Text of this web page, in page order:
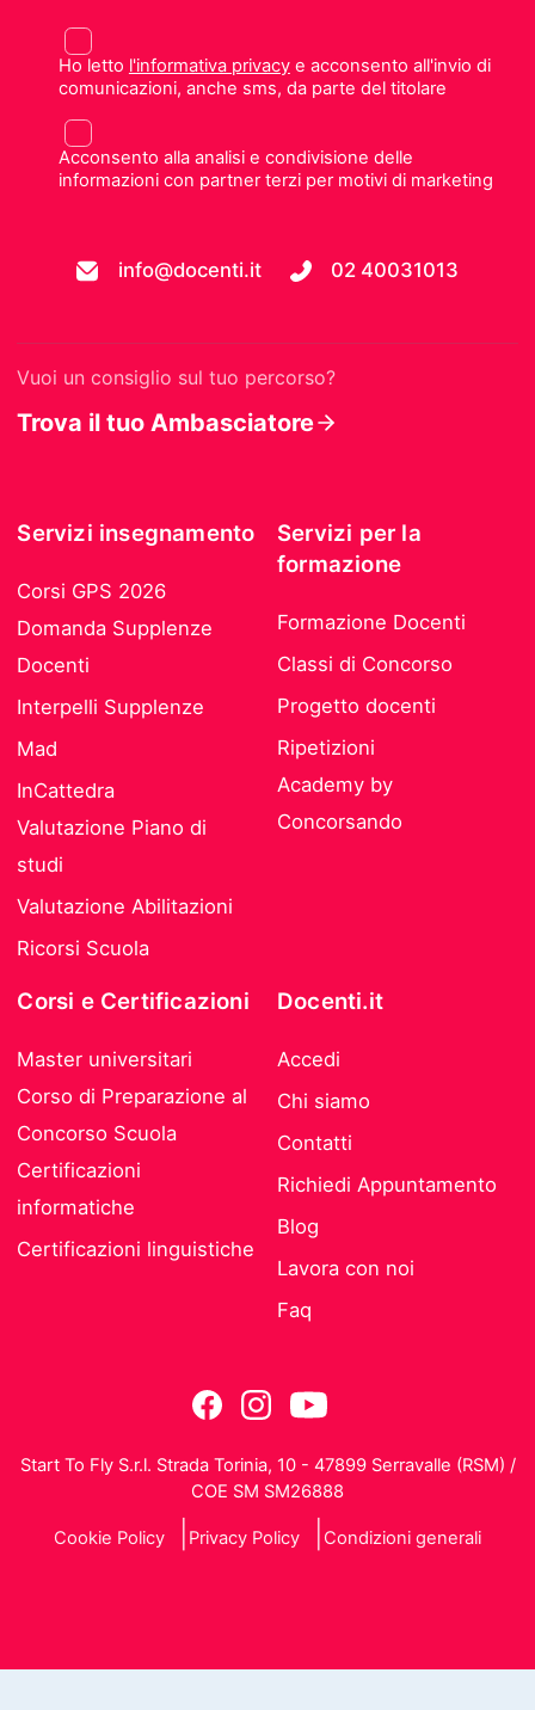
Ho letto l'informativa privacye acconsento all'invio di
comunicazioni, anche sms, da parte del titolare
Acconsento alla analisi e condivisione delle
informazioni con partner terzi per motivi di marketing
info@docenti.it 02 40031013
Vuoi un consiglio sul tuo percorso?
Trova il tuo Ambasciatore
Servizi insegnamento
Corsi GPS 2026
Domanda Supplenze
Docenti
Interpelli Supplenze
Mad
InCattedra
Valutazione Piano di
studi
Valutazione Abilitazioni
Ricorsi Scuola
Servizi per la
formazione
Formazione Docenti
Classi di Concorso
Progetto docenti
Ripetizioni
Academy by
Concorsando
Corsi e Certificazioni
Master universitari
Corso di Preparazione al
Concorso Scuola
Certificazioni
informatiche
Certificazioni linguistiche
Docenti.it
Accedi
Chi siamo
Contatti
Richiedi Appuntamento
Blog
Lavora con noi
Faq
Start To Fly S.r.l. Strada Torinia, 10 - 47899 Serravalle (RSM) /
COE SM SM26888
Cookie Policy Privacy Policy Condizioni generali